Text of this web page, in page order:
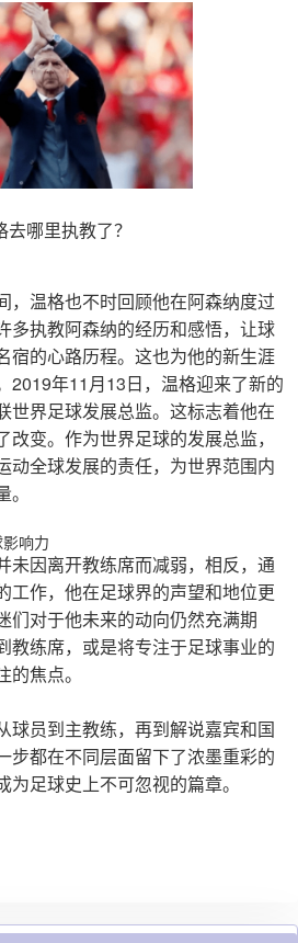
去哪里执教了？
温格也不时回顾他在阿森纳度过
多执教阿森纳的经历和感悟，让球
宿的心路历程。这也为他的新生涯
2019年11月13日，温格迎来了新的
世界足球发展总监。这标志着他在
变。作为世界足球的发展总监，
动全球发展的责任，为世界范围内
响力
因离开教练席而减弱，相反，通
工作，他在足球界的声望和地位更
们对于他未来的动向仍然充满期
教练席，或是将专注于足球事业的
焦点。
员到主教练，再到解说嘉宾和国
步都在不同层面留下了浓墨重彩的
足球史上不可忽视的篇章。